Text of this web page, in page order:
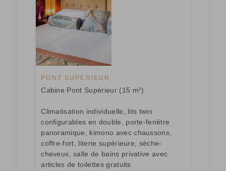
PONT SUPÉRIEUR
Cabine Pont Supérieur (15 m²)
Climatisation individuelle, lits twin
configurables en double, porte-fenêtre
panoramique, kimono avec chaussons,
coffre-fort, literie supérieure, sèche-
cheveux, salle de bains privative avec
articles de toilettes gratuits